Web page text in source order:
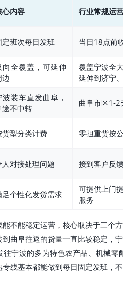
心内容 行业常规运
定班次每日发班 当日18点前
向全覆盖，可延伸
边
覆盖宁波全
延伸到济宁
波装车直发曲阜，
途不中转
曲阜市区1-2
货型分类计费 零担重货按
人对接处理问题 接到客户反
足个性化发货需求
可提供上门
服务
能不能稳定运营，核心取决于三个
到曲阜往返的货量一直比较稳定，
往宁波的多为特色农产品、机械
专线基本都能做到每日固定发班，